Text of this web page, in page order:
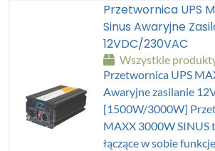
Przetwornica UPS
Sinus Awaryjne
12VDC/230VAC
Wszystkie
Przetwornica UPS
Awaryjne zasilanie
[1500W/3000W]
MAXX 3000W SINUS
łączące w sobie funkcje